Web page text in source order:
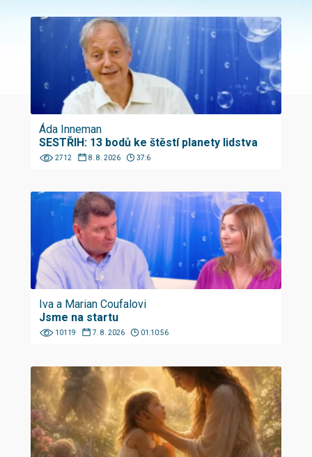
Áda Inneman
SESTŘIH: 13 bodů ke štěstí planety lidstva
2712 8. 8. 2026 37:6
Iva a Marian Coufalovi
Jsme na startu
10119 7. 8. 2026 01:10:56